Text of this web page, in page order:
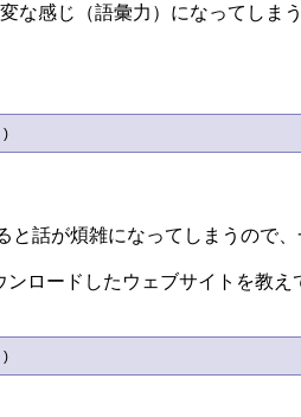
な感じ（語彙力）になってしまう
)
と話が煩雑になってしまうので
ロードしたウェブサイトを教え
)